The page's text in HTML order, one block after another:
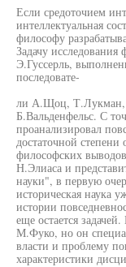
Если средоточием
интеллектуальная
философу
Задачу
Э.Гуссерль,
последовате-
ли А.Щоц, Т.Лукман,
Б.Вальденфельс. С
проанализировал
достаточной
философских
Н.Элиаса и
науки", в первую
историческая наука
истории
еще остается
М.Фуко, но он
власти и проблему
характеристики